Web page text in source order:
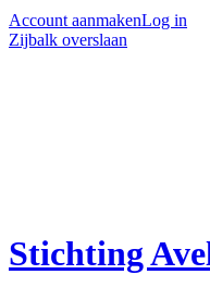
Account aanmakenLog in
Zijbalk overslaan
Stichting